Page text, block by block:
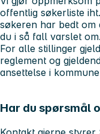
offentlig søkerliste
søkeren har bedt
du i så fall varslet om.
For alle stillinger
reglement og
ansettelse i
Har du spørsmål